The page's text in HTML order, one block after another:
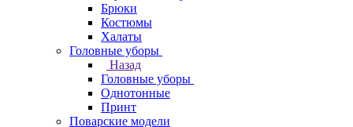
Брюки
Костюмы
Халаты
Головные уборы
Назад
Головные уборы
Однотонные
Принт
Поварские модели